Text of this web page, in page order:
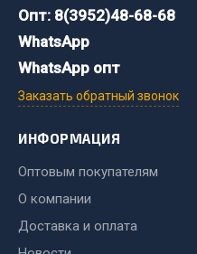
Автомобильный инструмент
Измерительный инструмент
Крепежный инструмент
Режущий инструмент
Силовое оборудование
Опт: 8(3952)48-68-68
WhatsApp
WhatsApp опт
Заказать обратный звонок
ИНФОРМАЦИЯ
Оптовым покупателям
О компании
Доставка и оплата